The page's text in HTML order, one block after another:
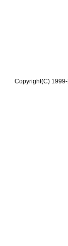
Copyright(C)